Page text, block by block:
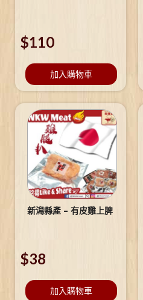
$110
加入購物車
新潟縣產 – 有皮雞上脾
$38
加入購物車